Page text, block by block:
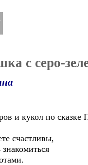
с серо-
и кукол по
счастливы,
знакомиться